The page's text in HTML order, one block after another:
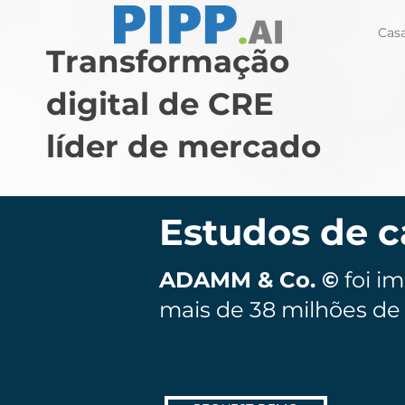
Transformação
digital de CRE
líder de mercado
Estudos de
ADAMM & Co. © foi
mais de 38 milhões